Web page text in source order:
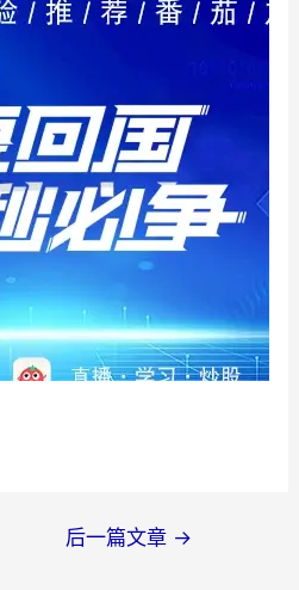
后一篇文章 →